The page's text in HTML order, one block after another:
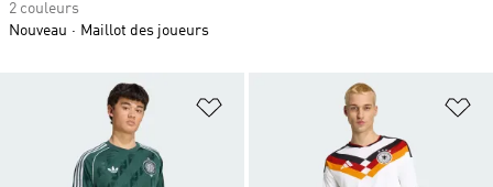
Ajouter à la Liste de produits
2 couleurs
Nouveau
Maillot des joueurs